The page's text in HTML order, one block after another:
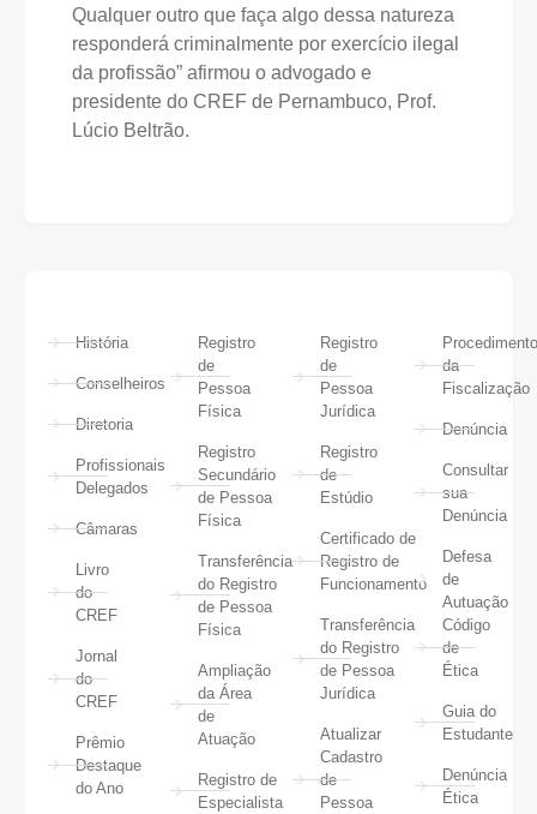
Qualquer outro que faça algo dessa natureza
responderá criminalmente por exercício ilegal
da profissão” afirmou o advogado e
presidente do CREF de Pernambuco, Prof.
Lúcio Beltrão.
História
Conselheiros
Diretoria
Profissionais
Delegados
Câmaras
Livro
do
CREF
Jornal
do
CREF
Prêmio
Destaque
do Ano
Registro
de
Pessoa
Física
Registro
Secundário
de Pessoa
Física
Transferência
do Registro
de Pessoa
Física
Ampliação
da Área
de
Atuação
Registro de
Especialista
Registro
de
Pessoa
Jurídica
Registro
de
Estúdio
Certificado de
Registro de
Funcionamento
Transferência
do Registro
de Pessoa
Jurídica
Atualizar
Cadastro
de
Pessoa
da
Fiscalização
Denúncia
Consultar
sua
Denúncia
Defesa
de
Autuação
Código
de
Ética
Guia do
Estudante
Denúncia
Ética